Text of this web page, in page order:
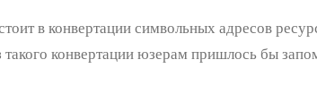
в конвертации символьных адресов
конвертации юзерам пришлось бы